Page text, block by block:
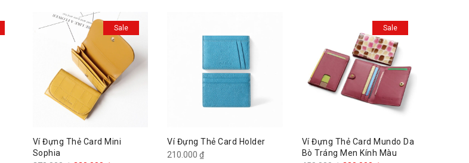
470.000 ₫.
là:
370.000 ₫.
230.000 ₫.
Sale
Ví Đựng Thẻ Card Mini
Sophia
Ví Đựng Thẻ Card Holder
210.000₫
Sale
Ví Đựng Thẻ Card Mundo Da
Bò Tráng Men Kính Màu